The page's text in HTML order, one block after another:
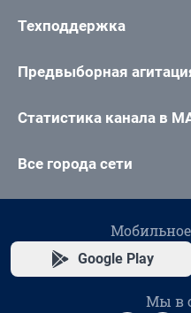
Техподдержка
Предвыборная
Статистика канала в
Все города сети
Google Play
Мы в